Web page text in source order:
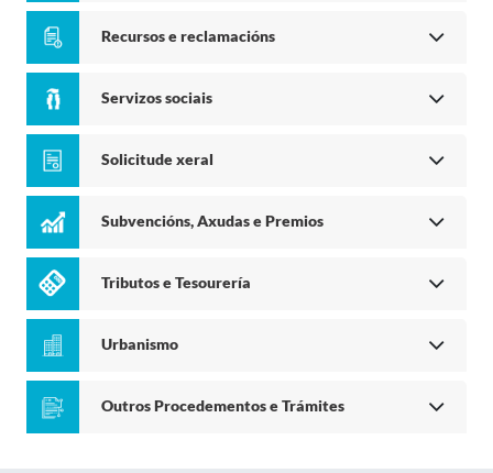
Recursos e reclamacións
Servizos sociais
Solicitude xeral
Subvencións, Axudas e Premios
Tributos e Tesourería
Urbanismo
Outros Procedementos e Trámites